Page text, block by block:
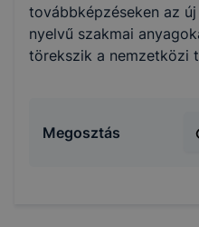
továbbképzéseken az
nyelvű szakmai
törekszik a nemzetközi
Megosztás